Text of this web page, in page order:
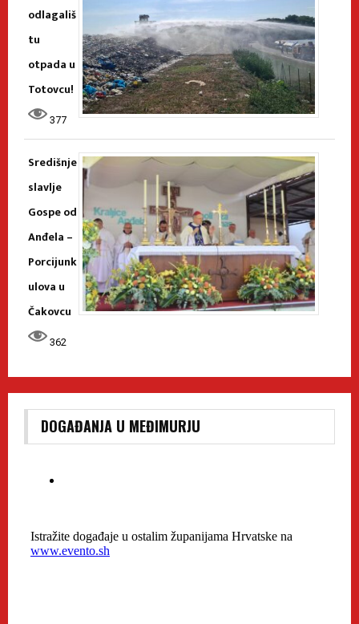
odlagališ
tu
otpada u
Totovcu!
377
Središnje
slavlje
Gospe od
Anđela –
Porcijunk
ulova u
Čakovcu
362
DOGAĐANJA U MEĐIMURJU